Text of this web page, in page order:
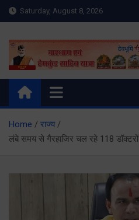
Skip
to
Saturday, August 8, 2026
Meru Raibar |
News |
meruraibar.com
Home
राज्य
लंबे समय से गैरहाजिर चल रहे 118 डॉक्टरों